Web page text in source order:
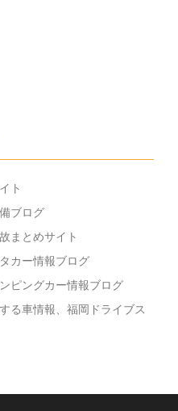
ト
ブログ
まとめサイト
カー情報ブログ
ピングカー情報ブログ
る車情報、福岡ドライブス